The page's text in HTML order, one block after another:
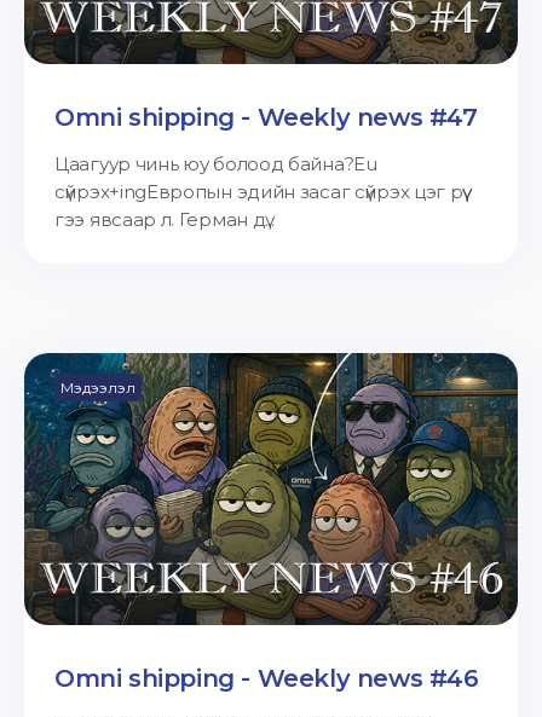
Omni shipping - Weekly news #47
Цаагуур чинь юу болоод байна?Eu
сүйрэх+ingЕвропын эдийн засаг сүйрэх цэг рүү
гээ явсаар л. Герман дү...
Мэдээлэл
Omni shipping - Weekly news #46